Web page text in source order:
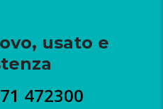
usato e
472300